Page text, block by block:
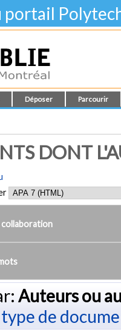
portail
Déposer Parcourir
DONT
collaboration
Auteurs ou
type de